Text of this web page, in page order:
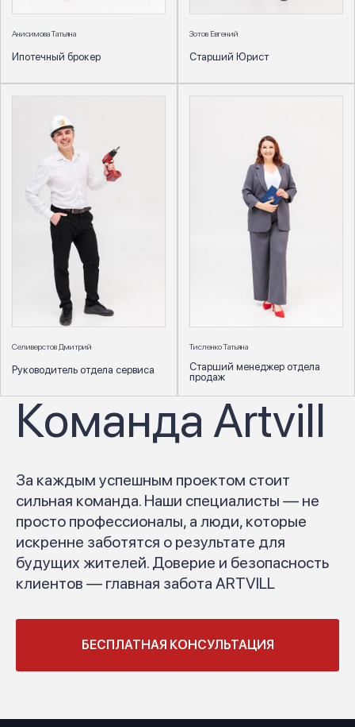
Анисимова Татьяна
Ипотечный брокер
Зотов Евгений
Старший Юрист
Селиверстов Дмитрий
Руководитель отдела сервиса
Тисленко Татьяна
Старший менеджер отдела
продаж
Команда Artvill
За каждым успешным проектом стоит
сильная команда. Наши специалисты — не
просто профессионалы, а люди, которые
искренне заботятся о результате для
будущих жителей. Доверие и безопасность
клиентов — главная забота ARTVILL
БЕСПЛАТНАЯ КОНСУЛЬТАЦИЯ